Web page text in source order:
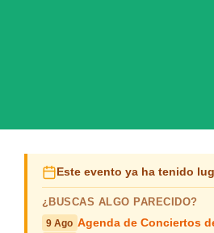
Este evento ya ha tenido
¿BUSCAS ALGO PARECIDO?
9 Ago Agenda de Conciertos